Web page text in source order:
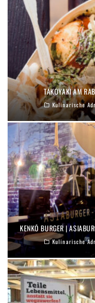
TAKOYAKI AM
Kulinarische
KENKŌ BURGER |
Kulinarische